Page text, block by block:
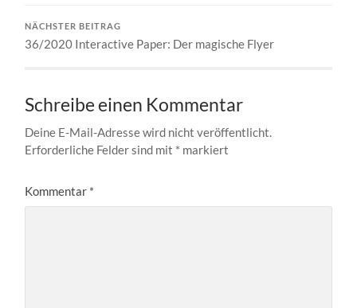
NÄCHSTER BEITRAG
36/2020 Interactive Paper: Der magische Flyer
Schreibe einen Kommentar
Deine E-Mail-Adresse wird nicht veröffentlicht.
Erforderliche Felder sind mit * markiert
Kommentar *